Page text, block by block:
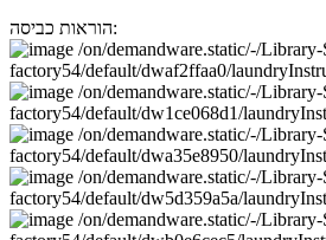
הוראות כביסה: